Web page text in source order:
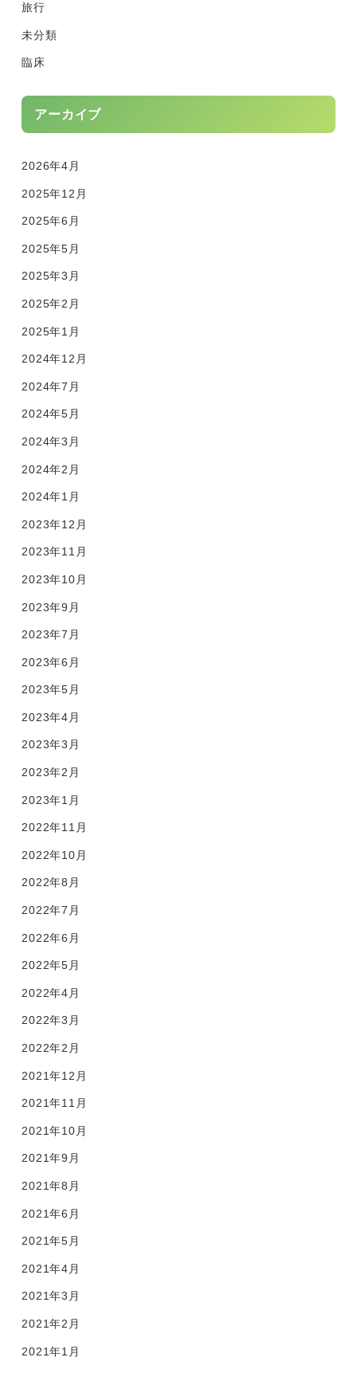
旅行
未分類
臨床
アーカイブ
2026年4月
2025年12月
2025年6月
2025年5月
2025年3月
2025年2月
2025年1月
2024年12月
2024年7月
2024年5月
2024年3月
2024年2月
2024年1月
2023年12月
2023年11月
2023年10月
2023年9月
2023年7月
2023年6月
2023年5月
2023年4月
2023年3月
2023年2月
2023年1月
2022年11月
2022年10月
2022年8月
2022年7月
2022年6月
2022年5月
2022年4月
2022年3月
2022年2月
2021年12月
2021年11月
2021年10月
2021年9月
2021年8月
2021年6月
2021年5月
2021年4月
2021年3月
2021年2月
2021年1月